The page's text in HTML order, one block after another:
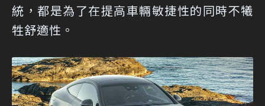
統，都是為了在提高車輛敏捷性的同時不犧
牲舒適性。